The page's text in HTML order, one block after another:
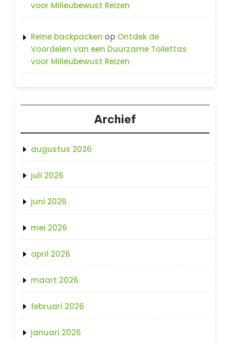
voor Milieubewust Reizen
Reine backpacken op Ontdek de
Voordelen van een Duurzame Toilettas
voor Milieubewust Reizen
Archief
augustus 2026
juli 2026
juni 2026
mei 2026
april 2026
maart 2026
februari 2026
januari 2026